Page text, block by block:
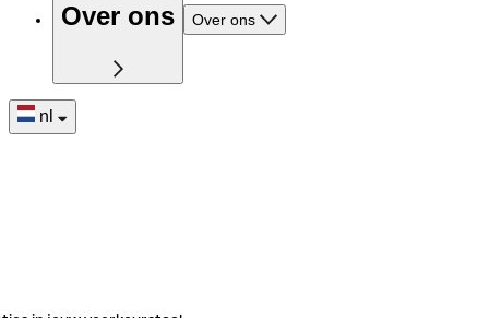
Over ons Over ons
nl